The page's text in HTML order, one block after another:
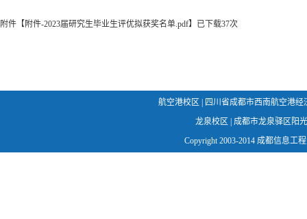
附件【 附件-2023届研究生毕业生评优拟获奖名单.pdf】 已下载37次
航空港校区 | 四川省成都市西南航空港经
龙泉校区 | 成都市龙泉驿区阳
Copyright 2003-2014 成都信息工